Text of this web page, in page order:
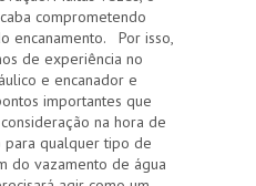
comprometendo
encanamento. Por isso,
de experiência no
e encanador e
importantes que
na hora de
para qualquer tipo de
do vazamento de água